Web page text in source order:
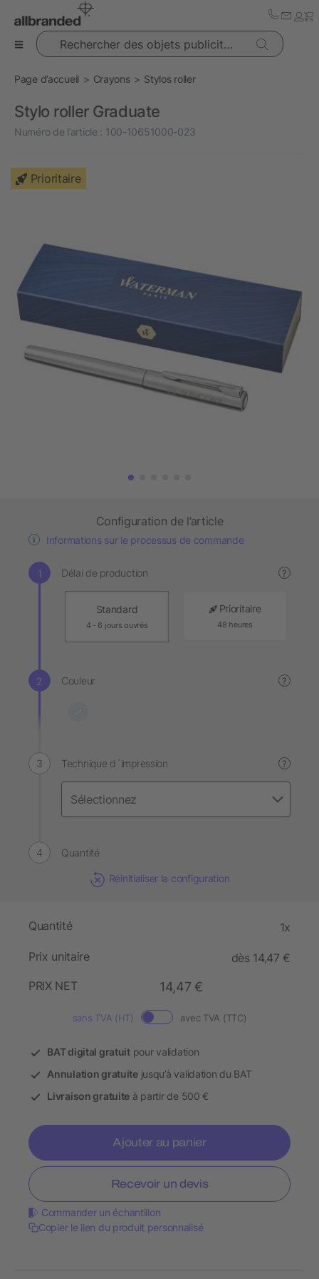
Rechercher des objets publicitaires
Page d’accueil Crayons Stylos roller
Stylo roller Graduate
Numéro de l’article : 100-10651000-023
Prioritaire
Configuration de l’article
Informations sur le processus de commande
Délai de production ?
Standard
4 - 6 jours ouvrés
Prioritaire
48 heures
Couleur ?
Technique d´impression ?
Quantité
Réinitialiser la configuration
Quantité 1x
Prix unitaire
dès 14,47 €
PRIX NET
14,47 €
sans TVA (HT) avec TVA (TTC)
BAT digital gratuitpour validation
Annulation gratuitejusqu’à validation du BAT
Livraison gratuite à partir de 500 €
Ajouter au panier
Recevoir un devis
Commander un échantillon
Copier le lien du produit personnalisé